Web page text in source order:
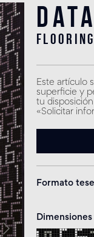
flooring
Este artículo
superficie y
tu
«Solicitar
Formato